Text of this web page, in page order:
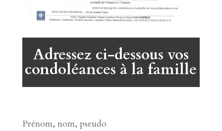
Adressez ci-dessous vos
condoléances à la famille
Prénom, nom, pseudo